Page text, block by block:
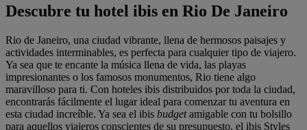
Descubre tu hotel ibis en Rio De Janeiro
Rio de Janeiro, una ciudad vibrante, llena de hermosos paisajes y
actividades interminables, es perfecta para cualquier tipo de viajero.
Ya sea que te encante la música llena de vida, las playas
impresionantes o los famosos monumentos, Rio tiene algo
maravilloso para ti. Con hoteles ibis distribuidos por toda la ciudad,
encontrarás fácilmente el lugar ideal para comenzar tu aventura en
esta ciudad increíble. Ya sea el ibis budgetamigable con tu bolsillo
para aquellos viajeros conscientes de su presupuesto, el ibis Styles